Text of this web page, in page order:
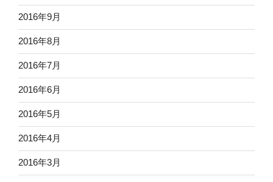
2016年9月
2016年8月
2016年7月
2016年6月
2016年5月
2016年4月
2016年3月